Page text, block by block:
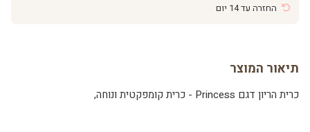
החזרה עד 14 יום
תיאור המוצר
כרית הריון דגם Princess - כרית קומפקטית ונוחה,